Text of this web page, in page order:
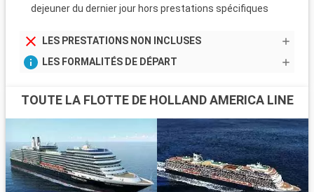
dejeuner du dernier jour hors prestations spécifiques
LES PRESTATIONS NON INCLUSES
LES FORMALITÉS DE DÉPART
TOUTE LA FLOTTE DE HOLLAND AMERICA LINE